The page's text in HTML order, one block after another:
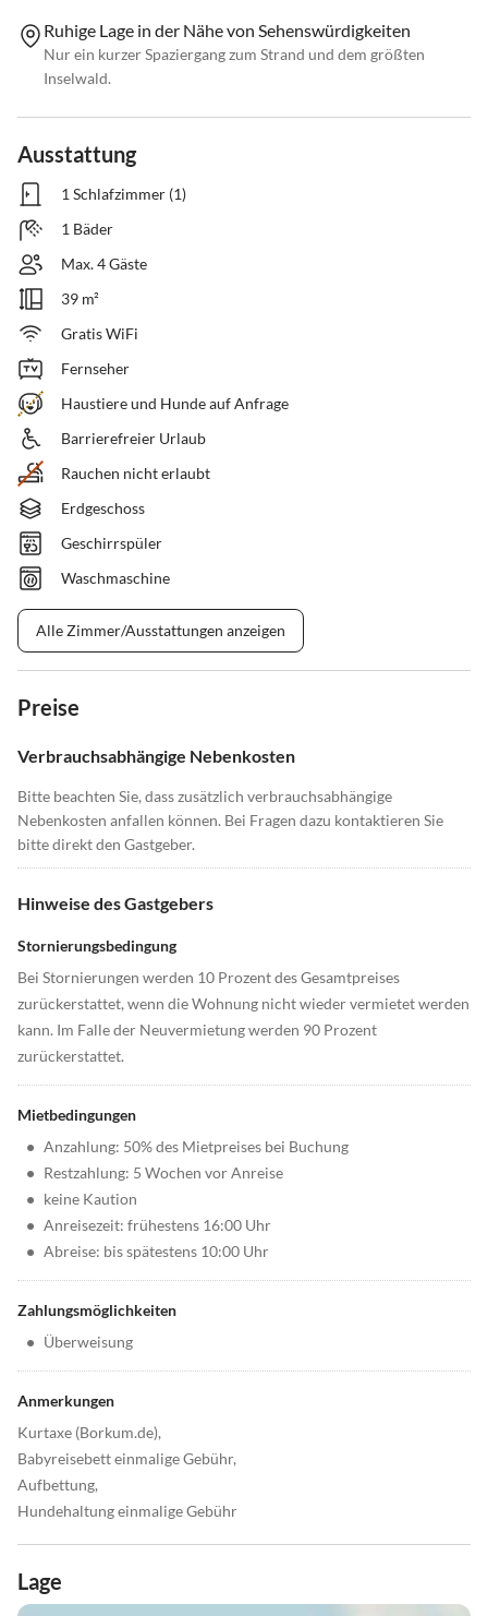
Ruhige Lage in der Nähe von Sehenswürdigkeiten
Nur ein kurzer Spaziergang zum Strand und dem größten
Inselwald.
Ausstattung
1 Schlafzimmer (1)
1 Bäder
Max. 4 Gäste
39 m²
Gratis WiFi
Fernseher
Haustiere und Hunde auf Anfrage
Barrierefreier Urlaub
Rauchen nicht erlaubt
Erdgeschoss
Geschirrspüler
Waschmaschine
Alle Zimmer/Ausstattungen anzeigen
Preise
Verbrauchsabhängige Nebenkosten
Bitte beachten Sie, dass zusätzlich verbrauchsabhängige
Nebenkosten anfallen können. Bei Fragen dazu kontaktieren Sie
bitte direkt den Gastgeber.
Hinweise des Gastgebers
Stornierungsbedingung
Bei Stornierungen werden 10 Prozent des Gesamtpreises
zurückerstattet, wenn die Wohnung nicht wieder vermietet werden
kann. Im Falle der Neuvermietung werden 90 Prozent
zurückerstattet.
Mietbedingungen
• Anzahlung: 50% des Mietpreises bei Buchung
• Restzahlung: 5 Wochen vor Anreise
• keine Kaution
• Anreisezeit: frühestens 16:00 Uhr
• Abreise: bis spätestens 10:00 Uhr
Zahlungsmöglichkeiten
• Überweisung
Anmerkungen
Kurtaxe (Borkum.de),
Babyreisebett einmalige Gebühr,
Aufbettung,
Hundehaltung einmalige Gebühr
Lage